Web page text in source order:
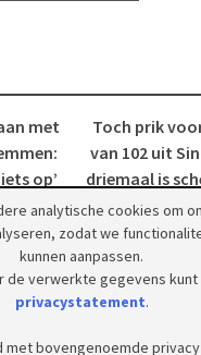
met
op’
Toch prik
van 102 uit
driemaal is
rechten voorbehouden.
analytische cookies om
zodat we
kunnen aanpassen.
de verwerkte gegevens kunt
privacystatement.
met bovengenoemde